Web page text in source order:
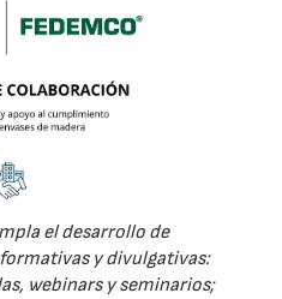
el desarrollo de
y divulgativas:
webinars y seminarios;